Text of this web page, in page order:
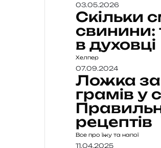
03.05.2026
Скільки
свинини:
в духовці
Хелпер
07.09.2024
Ложка
грамів у
рецептів
Все про їжу та напої
11.04.2025